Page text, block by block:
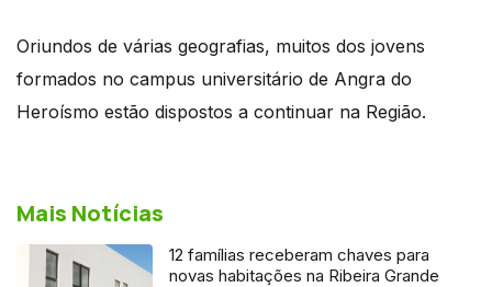
Oriundos de várias geografias, muitos dos jovens
formados no campus universitário de Angra do
Heroísmo estão dispostos a continuar na Região.
Mais Notícias
12 famílias receberam chaves para
novas habitações na Ribeira Grande